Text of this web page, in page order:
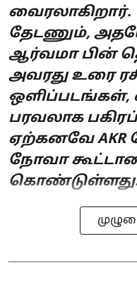
வைரலாகிறார்.
தேடணும்,
ஆர்வமா பின்
அவரது உரை
ஒளிப்படங்கள்,
பரவலாக
ஏற்கனவே AKR
நோவா